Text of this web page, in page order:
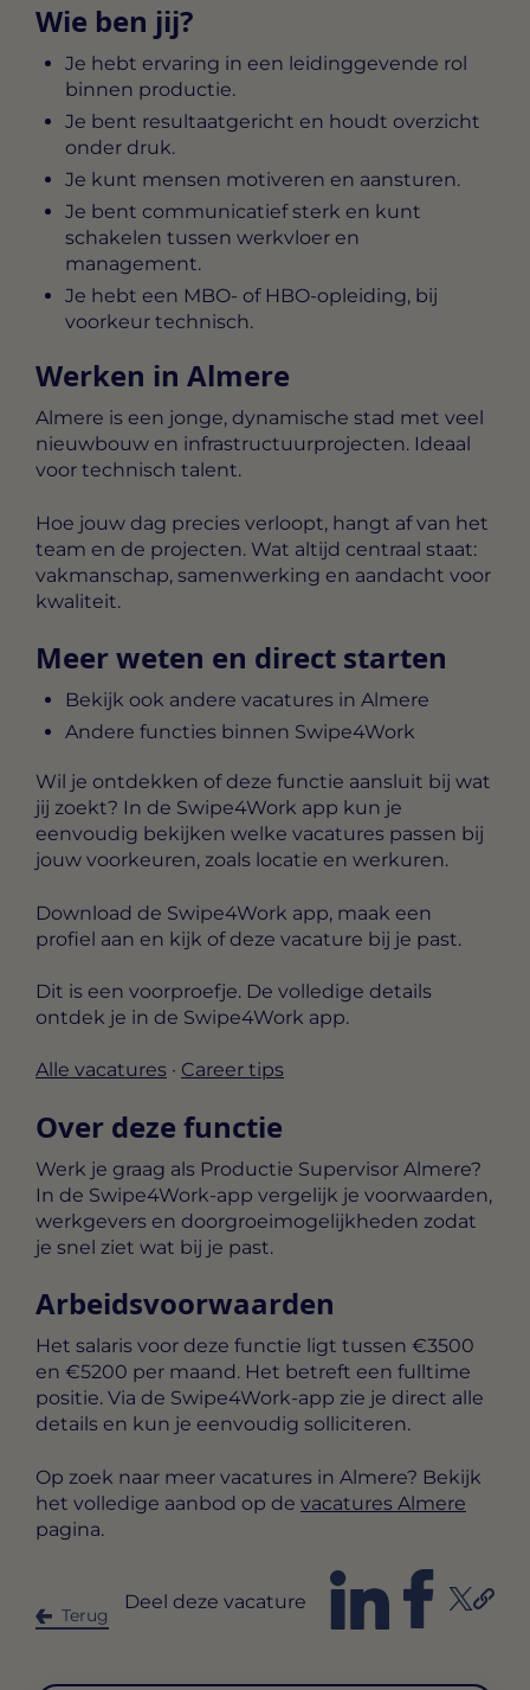
Wie ben jij?
Je hebt ervaring in een leidinggevende rol
binnen productie.
Je bent resultaatgericht en houdt overzicht
onder druk.
Je kunt mensen motiveren en aansturen.
Je bent communicatief sterk en kunt
schakelen tussen werkvloer en
management.
Je hebt een MBO- of HBO-opleiding, bij
voorkeur technisch.
Werken in Almere
Almere is een jonge, dynamische stad met veel
nieuwbouw en infrastructuurprojecten. Ideaal
voor technisch talent.
Hoe jouw dag precies verloopt, hangt af van het
team en de projecten. Wat altijd centraal staat:
vakmanschap, samenwerking en aandacht voor
kwaliteit.
Meer weten en direct starten
Bekijk ook andere vacatures in Almere
Andere functies binnen Swipe4Work
Wil je ontdekken of deze functie aansluit bij wat
jij zoekt? In de Swipe4Work app kun je
eenvoudig bekijken welke vacatures passen bij
jouw voorkeuren, zoals locatie en werkuren.
Download de Swipe4Work app, maak een
profiel aan en kijk of deze vacature bij je past.
Dit is een voorproefje. De volledige details
ontdek je in de Swipe4Work app.
Alle vacatures · Career tips
Over deze functie
Werk je graag als Productie Supervisor Almere?
In de Swipe4Work-app vergelijk je voorwaarden,
werkgevers en doorgroeimogelijkheden zodat
je snel ziet wat bij je past.
Arbeidsvoorwaarden
Het salaris voor deze functie ligt tussen €3500
en €5200 per maand. Het betreft een fulltime
positie. Via de Swipe4Work-app zie je direct alle
details en kun je eenvoudig solliciteren.
Op zoek naar meer vacatures in Almere? Bekijk
het volledige aanbod op de vacatures Almere
pagina.
Terug
Deel deze vacature